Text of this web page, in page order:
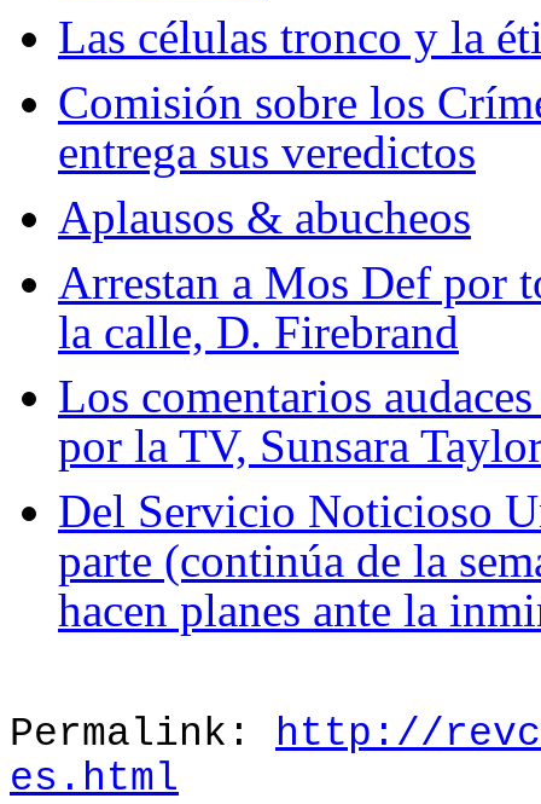
Las células tronco y la
Comisión sobre los
entrega sus veredictos
Aplausos & abucheos
Arrestan a Mos Def por
la calle, D. Firebrand
Los comentarios
por la TV, Sunsara
Del Servicio Noticioso
parte (continúa de la
hacen planes ante la
Permalink: http://
es.html